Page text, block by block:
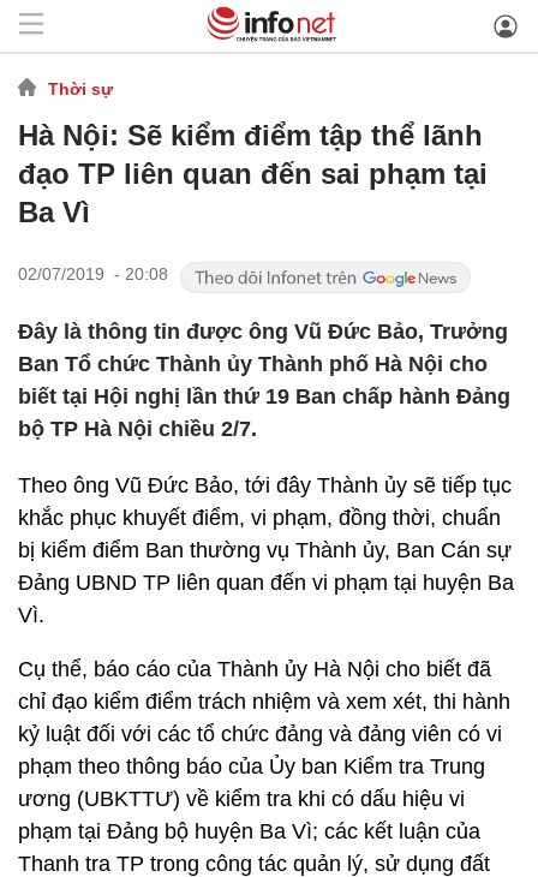
Thời sự
Hà Nội: Sẽ kiểm điểm tập thể lãnh
đạo TP liên quan đến sai phạm tại
Ba Vì
02/07/2019 - 20:08
​Đây là thông tin được ông Vũ Đức Bảo, Trưởng
Ban Tổ chức Thành ủy Thành phố Hà Nội cho
biết tại Hội nghị lần thứ 19 Ban chấp hành Đảng
bộ TP Hà Nội chiều 2/7.
Theo ông Vũ Đức Bảo, tới đây Thành ủy sẽ tiếp tục
khắc phục khuyết điểm, vi phạm, đồng thời, chuẩn
bị kiểm điểm Ban thường vụ Thành ủy, Ban Cán sự
Đảng UBND TP liên quan đến vi phạm tại huyện Ba
Vì.
Cụ thể, báo cáo của Thành ủy Hà Nội cho biết đã
chỉ đạo kiểm điểm trách nhiệm và xem xét, thi hành
kỷ luật đối với các tổ chức đảng và đảng viên có vi
phạm theo thông báo của Ủy ban Kiểm tra Trung
ương (UBKTTƯ) về kiểm tra khi có dấu hiệu vi
phạm tại Đảng bộ huyện Ba Vì; các kết luận của
Thanh tra TP trong công tác quản lý, sử dụng đất